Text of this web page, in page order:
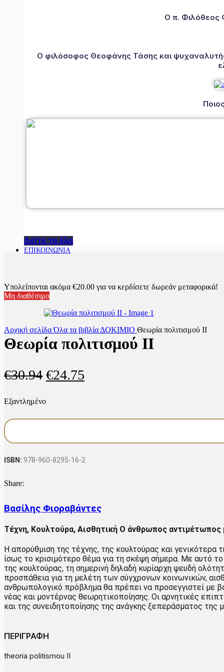
Ο π. Φιλόθεος
Ο φιλόσοφος Θεοφάνης Τάσης και
Δείτε τα όλα
ΕΠΙΚΟΙΝΩΝΙΑ
Υπολείπονται ακόμα €20.00 για να κερδίσετε δωρεάν μεταφορικά!
Μη διαθέσιμο
Αρχική σελίδαΌλα τα βιβλία ΔΟΚΙΜΙΟ Θεωρία πολιτισμού II
Θεωρία πολιτισμού II
€30.94 Original
was:
€30.94.
€24.75
είναι:
Εξαντλημένο
ISBN: 978-960-8295-16-2
Share:
Βασίλης Φιοραβάντες
Τέχνη, Κουλτούρα, Αισθητική Ο άνθρωπος αντιμέτωπος
Η απορύθμιση της τέχνης, της κουλτούρας και γενικότερα
ίσως το κρισιμότερο θέμα για τη σκέψη σήμερα. Με αυτό
της κουλτούρας, τη σημερινή δηλαδή κυρίαρχη ψευδή
προσπάθεια για τη μελέτη των σύγχρονων κοινωνικών,
ανθρωπολογικό πρόβλημα θα πρέπει να προσεγγιστεί με
νέας και μοντέρνας θεωρητικοποίησης. Οι αρνητικές
και της συνειδητοποίησης της ανάγκης ξεπεράσματος
ΠΕΡΙΓΡΑΦΗ
theoria politismou II